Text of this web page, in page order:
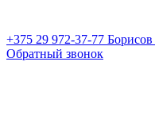
+375 29 972-37-77 Борисов
Обратный звонок